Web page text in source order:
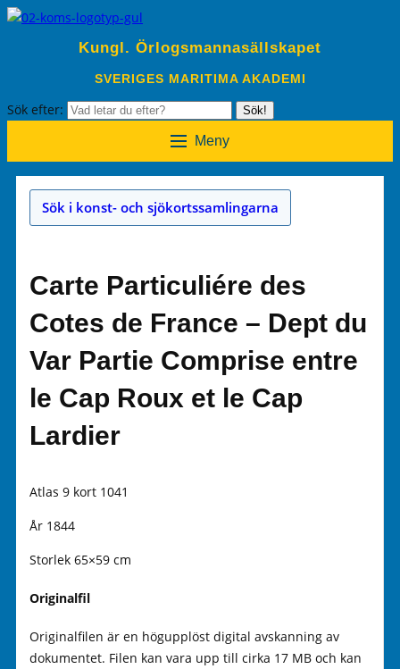
Kungl. Örlogsmannasällskapet
SVERIGES MARITIMA AKADEMI
Sök efter: Sök!
Meny
Sök i konst- och sjökortssamlingarna
Carte Particuliére des
Cotes de France – Dept du
Var Partie Comprise entre
le Cap Roux et le Cap
Lardier
Atlas 9 kort 1041
År 1844
Storlek 65×59 cm
Originalfil
Originalfilen är en högupplöst digital avskanning av
dokumentet. Filen kan vara upp till cirka 17 MB och kan